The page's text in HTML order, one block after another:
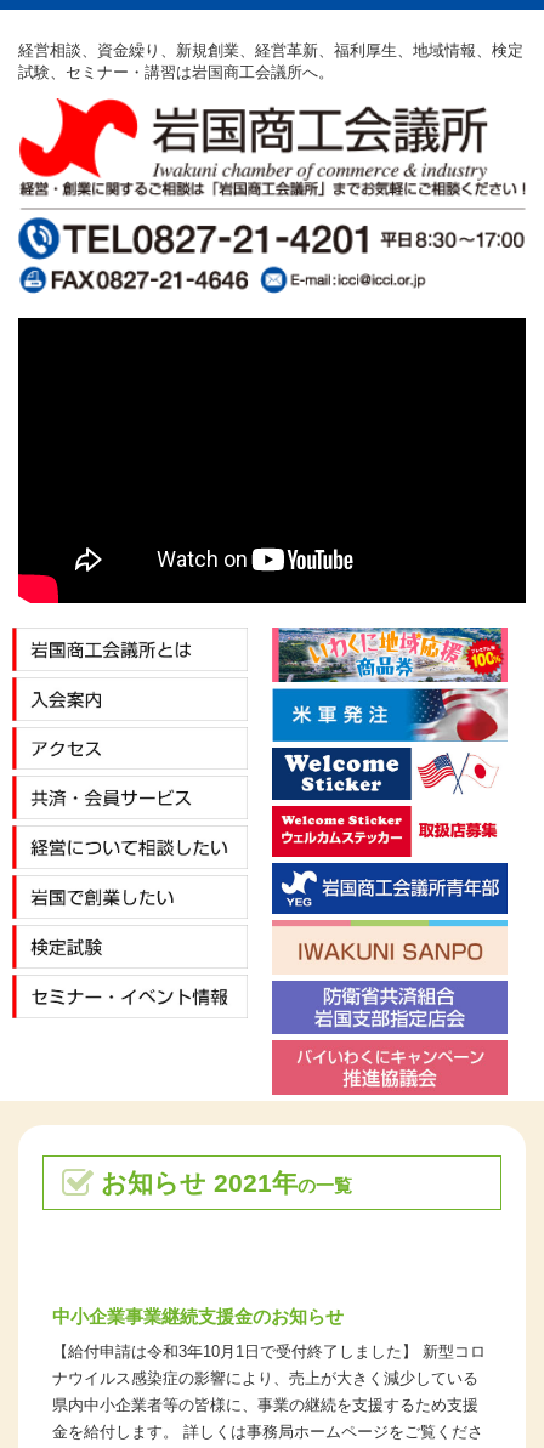
経営相談、資金繰り、新規創業、経営革新、福利厚生、地域情報、検定
試験、セミナー・講習は岩国商工会議所へ。
お知らせ 2021年の一覧
中小企業事業継続支援金のお知らせ
【給付申請は令和3年10月1日で受付終了しました】 新型コロ
ナウイルス感染症の影響により、売上が大きく減少している
県内中小企業者等の皆様に、事業の継続を支援するため支援
金を給付します。 詳しくは事務局ホームページをご覧くださ